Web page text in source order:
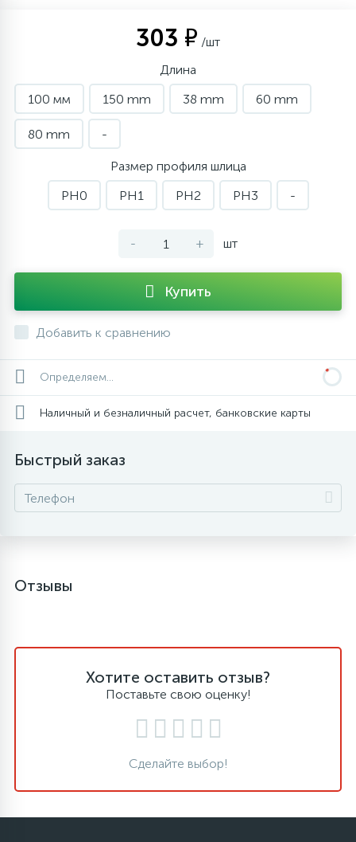
303 ₽ /шт
Длина
100 мм
150 mm 38 mm 60 mm
80 mm -
Размер профиля шлица
PH0
PH1 PH2 PH3 -
- + шт
Купить
Добавить к сравнению
Определяем...
Наличный и безналичный расчет, банковские карты
Быстрый заказ
Отзывы
Хотите оставить отзыв?
Поставьте свою оценку!
Сделайте выбор!